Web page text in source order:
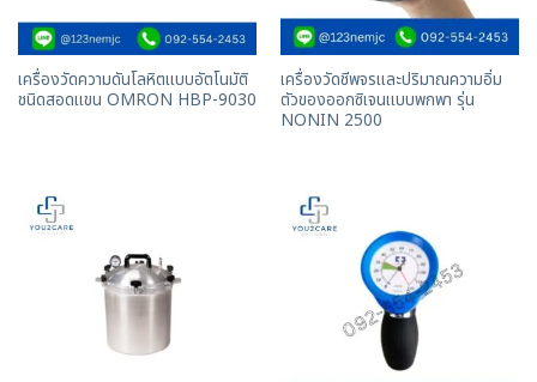
เครื่องวัดความดันโลหิตแบบอัตโนมัติ
ชนิดสอดแขน OMRON HBP-9030
เครื่องวัดชีพจรและปริมาณความอิ่ม
ตัวของออกซิเจนเเบบพกพา รุ่น
NONIN 2500